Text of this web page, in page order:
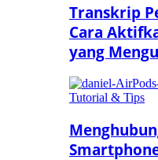
Transkrip
Cara
yang
Tutorial & Tips